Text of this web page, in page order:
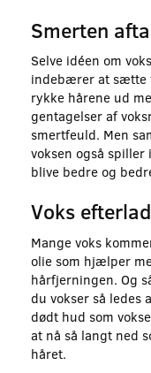
Smerten
Selve idéen om
indebærer at sætte
rykke hårene ud
gentagelser af
smertfeuld. Men
voksen også spiller
blive bedre og
Voks
Mange voks
olie som hjælper
hårfjerningen. Og
du vokser så ledes
dødt hud som
at nå så langt ned
håret.